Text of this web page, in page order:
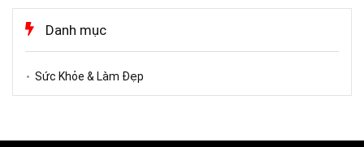
Danh mục
Sức Khỏe & Làm Đẹp